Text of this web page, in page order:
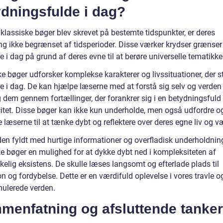
i dag?
bøger blev skrevet på bestemte tidspunkter, er deres
ikke begrænset af tidsperioder. Disse værker krydser
i dag på grund af deres evne til at berøre universelle
bøger udforsker komplekse karakterer og livssituationer, der
i dag. De kan hjælpe læserne med at forstå sig selv og verden
dem gennem fortællinger, der forankrer sig i en betydningsfuld
Disse bøger kan ikke kun underholde, men også udfordre
læserne til at tænke dybt og reflektere over deres egne liv og
fyldt med hurtige informationer og overfladisk
bøger en mulighed for at dykke dybt ned i kompleksiteten af
eksistens. De skulle læses langsomt og efterlade plads til
og fordybelse. Dette er en værdifuld oplevelse i vores travle
verden.
og afsluttende tanker